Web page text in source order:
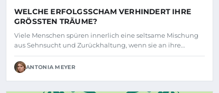
WELCHE ERFOLGSSCHAM VERHINDERT IHRE
GRÖSSTEN TRÄUME?
Viele Menschen spüren innerlich eine seltsame Mischung
aus Sehnsucht und Zurückhaltung, wenn sie an ihre…
ANTONIA MEYER